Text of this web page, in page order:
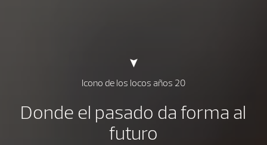
Icono de los locos años 20
Donde el pasado da forma al
futuro